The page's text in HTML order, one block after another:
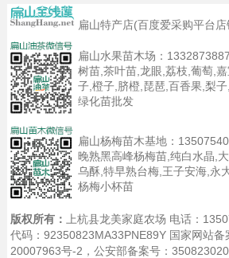
扁山特产店(百度爱采购平台店
扁山水果苗木场：
树苗,茶叶苗,龙眼,荔枝,葡萄,
子,橙子,脐橙,琵琶,百香果,梨
绿化苗批发
扁山杨梅苗木基地：
晚熟黑高峰杨梅苗,纯白水晶,
乌酥,特早熟台梅,王子安海,永
杨梅小杯苗
版权所有：上杭县龙美家庭农场 电话：
代码：92350823MA33PNE89Y 国家网站备
20007963号-2 ，公安部备案号：